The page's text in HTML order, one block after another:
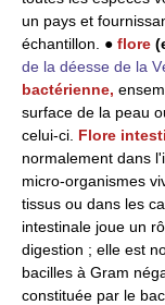
un pays et
échantillon. ● flore
de la déesse de la
bactérienne,
surface de la peau
celui-ci. Flore
normalement dans
micro-organismes
tissus ou dans les
intestinale joue un
digestion ; elle est
bacilles à Gram
constituée par le